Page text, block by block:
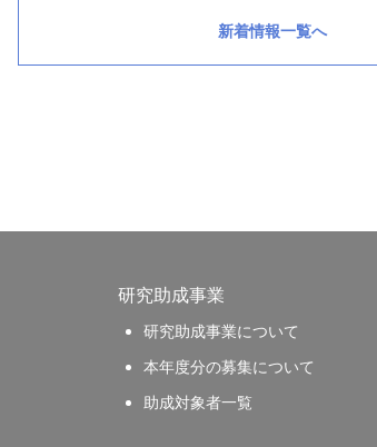
新着情報一覧へ
研究助成事業
研究助成事業について
本年度分の募集について
助成対象者一覧